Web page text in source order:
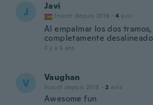
J Javi
Inscrit depuis 2019 · 4 avis
Al empalmar los dos
completamente desalineado
il y a 5 ans
V Vaughan
Inscrit depuis 2018 · 2 avis
Awesome fun